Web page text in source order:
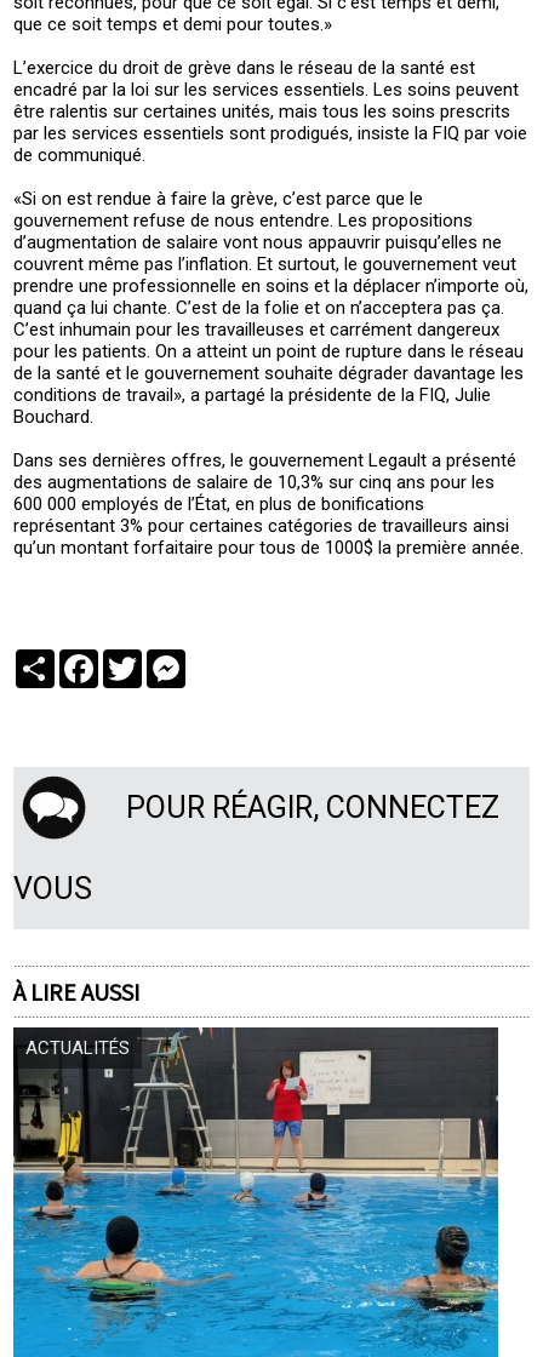
que ce soit temps et demi pour toutes.»
L’exercice du droit de grève dans le réseau de la santé est
encadré par la loi sur les services essentiels. Les soins peuvent
être ralentis sur certaines unités, mais tous les soins prescrits
par les services essentiels sont prodigués, insiste la FIQ par voie
de communiqué.
«Si on est rendue à faire la grève, c’est parce que le
gouvernement refuse de nous entendre. Les propositions
d’augmentation de salaire vont nous appauvrir puisqu’elles ne
couvrent même pas l’inflation. Et surtout, le gouvernement veut
prendre une professionnelle en soins et la déplacer n’importe où,
quand ça lui chante. C’est de la folie et on n’acceptera pas ça.
C’est inhumain pour les travailleuses et carrément dangereux
pour les patients. On a atteint un point de rupture dans le réseau
de la santé et le gouvernement souhaite dégrader davantage les
conditions de travail», a partagé la présidente de la FIQ, Julie
Bouchard.
Dans ses dernières offres, le gouvernement Legault a présenté
des augmentations de salaire de 10,3% sur cinq ans pour les
600 000 employés de l’État, en plus de bonifications
représentant 3% pour certaines catégories de travailleurs ainsi
qu’un montant forfaitaire pour tous de 1000$ la première année.
PartagerFacebook
Twitter
POUR RÉAGIR, CONNECTEZ
VOUS
À LIRE AUSSI
ACTUALITÉS